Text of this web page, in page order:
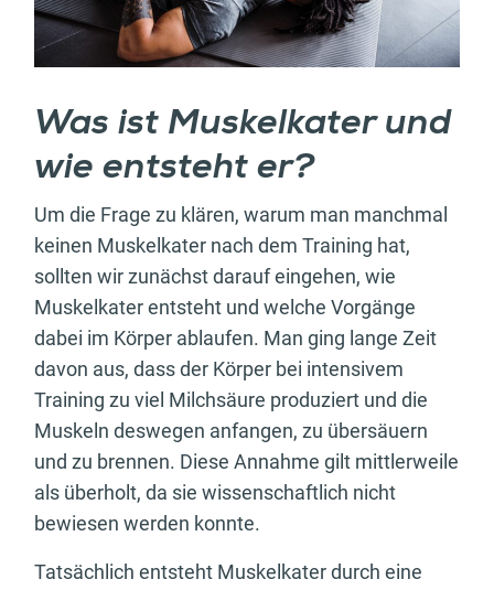
Was ist Muskelkater und
wie entsteht er?
Um die Frage zu klären, warum man manchmal
keinen Muskelkater nach dem Training hat,
sollten wir zunächst darauf eingehen, wie
Muskelkater entsteht und welche Vorgänge
dabei im Körper ablaufen. Man ging lange Zeit
davon aus, dass der Körper bei intensivem
Training zu viel Milchsäure produziert und die
Muskeln deswegen anfangen, zu übersäuern
und zu brennen. Diese Annahme gilt mittlerweile
als überholt, da sie wissenschaftlich nicht
bewiesen werden konnte.
Tatsächlich entsteht Muskelkater durch eine